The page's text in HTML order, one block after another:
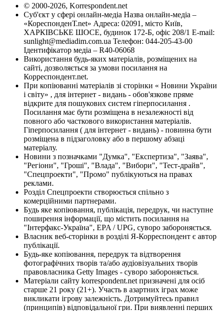
© 2000-2026, Korrespondent.net
Суб'єкт у сфері онлайн-медіа Назва онлайн-медіа –
«КореспонденТ.net» Адреса: 02091, місто Київ,
ХАРКІВСЬКЕ ШОСЕ, будинок 172-Б, офіс 208/1 E-mail:
sunlight@mediadim.com.ua Телефон: 044-205-43-00
Ідентифікатор медіа – R40-06068
Використання будь-яких матеріалів, розміщених на
сайті, дозволяється за умови посилання на
Корреспондент.net.
При копіюванні матеріалів зі сторінки « Новини України
і світу» , для інтернет - видань - обов'язкове пряме
відкрите для пошукових систем гіперпосилання .
Посилання має бути розміщена в незалежності від
повного або часткового використання матеріалів.
Гіперпосилання ( для інтернет - видань) - повинна бути
розміщена в підзаголовку або в першому абзаці
матеріалу.
Новини з позначками "Думка", "Експертиза", "Заява",
"Регіони", "Гроші", "Влада", "Вибори", "Тест-драйв",
"Спецпроекти", "Промо" публікуються на правах
реклами.
Розділ Спецпроекти створюється спільно з
комерційними партнерами.
Будь яке копіювання, публікація, передрук, чи наступне
поширення інформації, що містить посилання на
"Інтерфакс-Україна", EPA / UPG, суворо забороняється.
Власник веб-сторінки в розділі Я-Корреспондент є автор
публікації.
Будь-яке копіювання, передрук та відтворення
фотографічних творів та/або аудіовізуальних творів
правовласника Getty Images - суворо забороняється.
Матеріали сайту korrespondent.net призначені для осіб
старше 21 року (21+). Участь в азартних іграх може
викликати ігрову залежність. Дотримуйтесь правил
(принципів) відповідальної гри. При виявленні перших